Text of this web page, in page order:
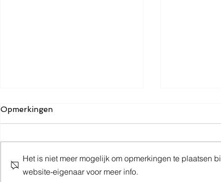
Opmerkingen
Het is niet meer mogelijk om opmerkingen te plaatsen
website-eigenaar voor meer info.